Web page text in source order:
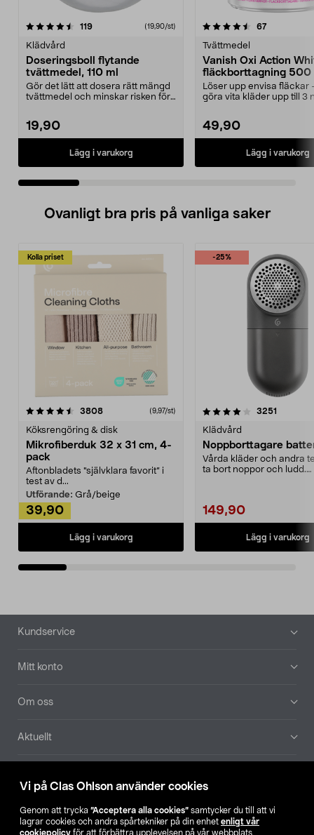
Vi på Clas Ohlson använder cookies
Genom att trycka ”Acceptera alla cookies” samtycker du till att vi
lagrar cookies och andra spårtekniker på din enhet enligt vår
cookiepolicy för att förbättra upplevelsen på vår webbplats,
119recensioner (19,90/st)
Klädvård
Doseringsboll flytande
tvättmedel, 110 ml
Gör det lätt att dosera rätt mängd
tvättmedel och minskar risken för
19,90
Lägg i varukorg
4.5 av 5 stjärnor 67recensioner
Tvättmedel
Vanish Oxi Action
fläckborttagning 500
pulver
Löser upp envisa fläckar
göra vita kläder upp till 3
49,90
Lägg i varukorg
4.5 av 5 stjärnor
Ovanligt bra pris på vanliga saker
Kolla priset
3808recensioner (9,97/st)
Köksrengöring & disk
Mikrofiberduk 32 x 31 cm, 4-
pack
Aftonbladets "självklara favorit” i
test av d...
Utförande: Grå/beige
39,90
Lägg i varukorg
-25%
4.0av 5 stjärnor 3251
Klädvård
Noppborttagare
Vårda kläder och andra
ta bort noppor och ludd.
149,90
Lägg i varukorg
4.5av 5 stjärnor
Sidfot
Kundservice
Mitt konto
Om oss
Aktuellt
Hitta butik